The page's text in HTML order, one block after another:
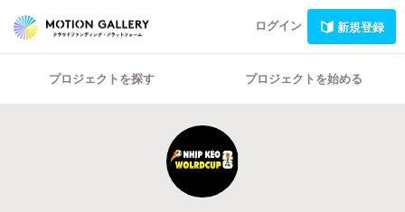
ログイン 新規登録
プロジェクトを探す プロジェクトを始める